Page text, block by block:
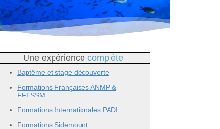
Une expériencecomplète
Baptême et stage découverte
Formations Françaises ANMP &
FFESSM
Formations Internationales PADI
Formations Sidemount